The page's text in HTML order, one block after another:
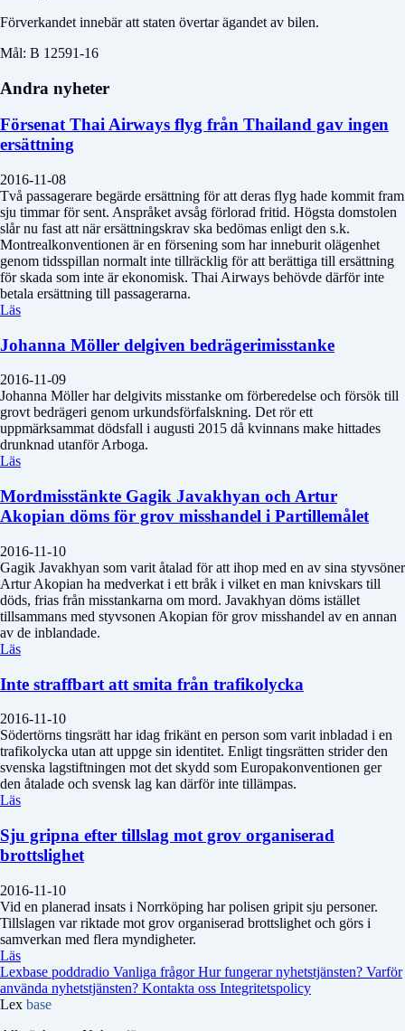
Förverkandet innebär att staten övertar ägandet av bilen.
Mål: B 12591-16
Andra nyheter
Försenat Thai Airways flyg från Thailand gav ingen
ersättning
2016-11-08
Två passagerare begärde ersättning för att deras flyg hade kommit fram
sju timmar för sent. Anspråket avsåg förlorad fritid. Högsta domstolen
slår nu fast att när ersättningskrav ska bedömas enligt den s.k.
Montrealkonventionen är en försening som har inneburit olägenhet
genom tidsspillan normalt inte tillräcklig för att berättiga till ersättning
för skada som inte är ekonomisk. Thai Airways behövde därför inte
betala ersättning till passagerarna.
Läs
Johanna Möller delgiven bedrägerimisstanke
2016-11-09
Johanna Möller har delgivits misstanke om förberedelse och försök till
grovt bedrägeri genom urkundsförfalskning. Det rör ett
uppmärksammat dödsfall i augusti 2015 då kvinnans make hittades
drunknad utanför Arboga.
Läs
Mordmisstänkte Gagik Javakhyan och Artur
Akopian döms för grov misshandel i Partillemålet
2016-11-10
Gagik Javakhyan som varit åtalad för att ihop med en av sina styvsöner
Artur Akopian ha medverkat i ett bråk i vilket en man knivskars till
döds, frias från misstankarna om mord. Javakhyan döms istället
tillsammans med styvsonen Akopian för grov misshandel av en annan
av de inblandade.
Läs
Inte straffbart att smita från trafikolycka
2016-11-10
Södertörns tingsrätt har idag frikänt en person som varit inbladad i en
trafikolycka utan att uppge sin identitet. Enligt tingsrätten strider den
svenska lagstiftningen mot det skydd som Europakonventionen ger
den åtalade och svensk lag kan därför inte tillämpas.
Läs
Sju gripna efter tillslag mot grov organiserad
brottslighet
2016-11-10
Vid en planerad insats i Norrköping har polisen gripit sju personer.
Tillslagen var riktade mot grov organiserad brottslighet och görs i
samverkan med flera myndigheter.
Läs
Lexbase poddradio Vanliga frågorHur fungerar nyhetstjänsten? Varför
använda nyhetstjänsten? Kontakta oss Integritetspolicy
Lex base